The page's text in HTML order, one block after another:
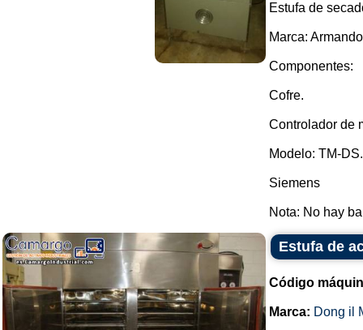
Estufa de
Marca:
Componentes:
Cofre.
Controlador de
Modelo: TM-DS.
Siemens
Nota: No hay
Estufa de
Código
Marca: Dong il